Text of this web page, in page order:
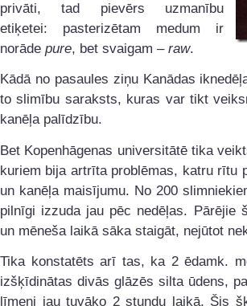
privāti, tad pievērs uzmanību
etiķetei: pasterizētam medum ir
norāde pure, bet svaigam – raw.
Kādā no pasaules ziņu Kanādas
to slimību saraksts, kuras var tikt
kanēļa palīdzību.
Bet Kopenhāgenas universitātē tika
kuriem bija artrīta problēmas, katru rītu
un kanēļa maisījumu. No 200
pilnīgi izzuda jau pēc nedēļas. Pārējie
un mēneša laikā sāka staigāt, nejūtot
Tika konstatēts arī tas, ka 2 ēdamk.
izšķīdinātas divās glāzēs silta ūdens,
līmeni jau tuvāko 2 stundu laikā. Šis